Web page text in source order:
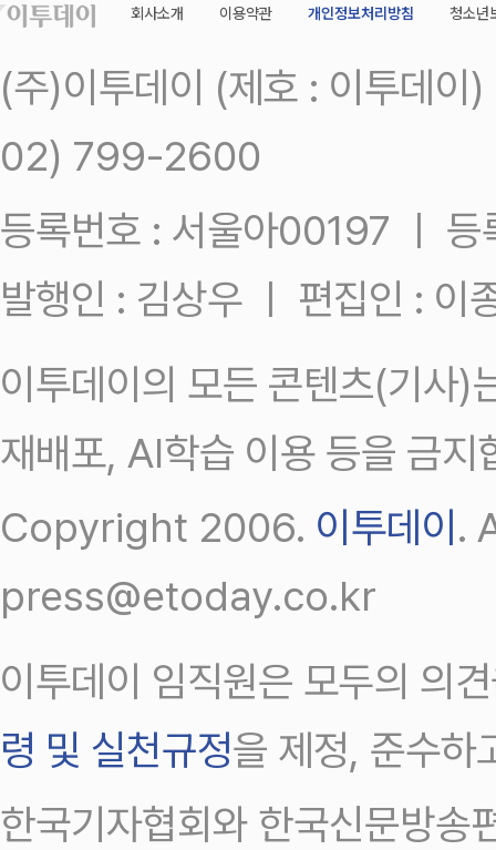
회사소개 이용약관 개인정보처리방침 청소년
(주)이투데이 (제호 : 이투데
02) 799-2600
등록번호 : 서울아00197 ㅣ
발행인 : 김상우 ㅣ 편집인 : 이
이투데이의 모든 콘텐츠(기사)
재배포, AI학습 이용 등을 금지
Copyright 2006. 이투데이.
press@etoday.co.kr
이투데이 임직원은 모두의 의
령 및 실천규정을 제정, 준수하
한국기자협회와 한국신문방송